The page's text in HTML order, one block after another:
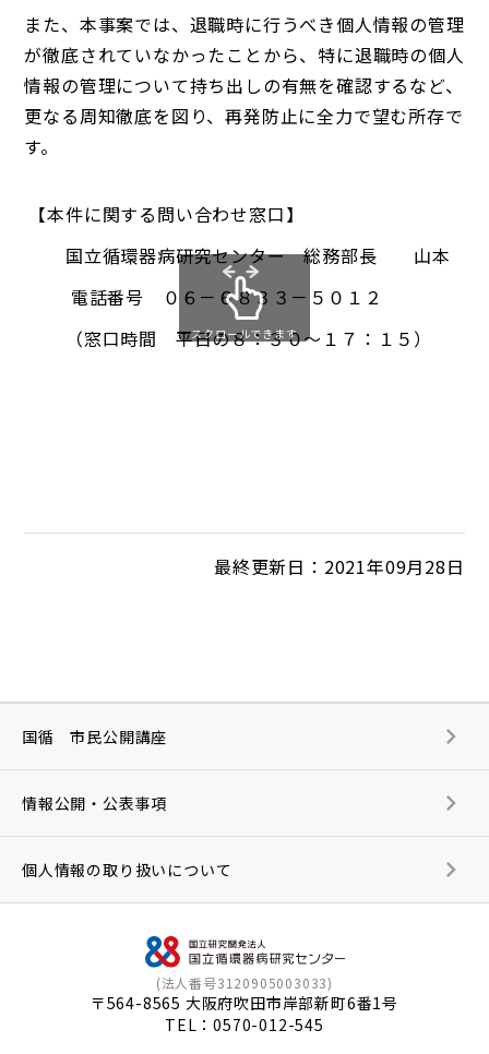
また、本事案では、退職時に行うべき個人情報の管理
が徹底されていなかったことから、特に退職時の個人
情報の管理について持ち出しの有無を確認するなど、
更なる周知徹底を図り、再発防止に全力で望む所存で
す。
【本件に関する問い合わせ窓口】
国立循環器病研究センター 総務部長 山本 仁
電話番号 ０６－６８３３－５０１２
（窓口時間 平日の８：３０～１７：１５）
スクロールできます
最終更新日：2021年09月28日
(法人番号3120905003033)
〒564-8565 大阪府吹田市岸部新町6番1号
TEL：0570-012-545
国循 市民公開講座
情報公開・公表事項
個人情報の取り扱いについて